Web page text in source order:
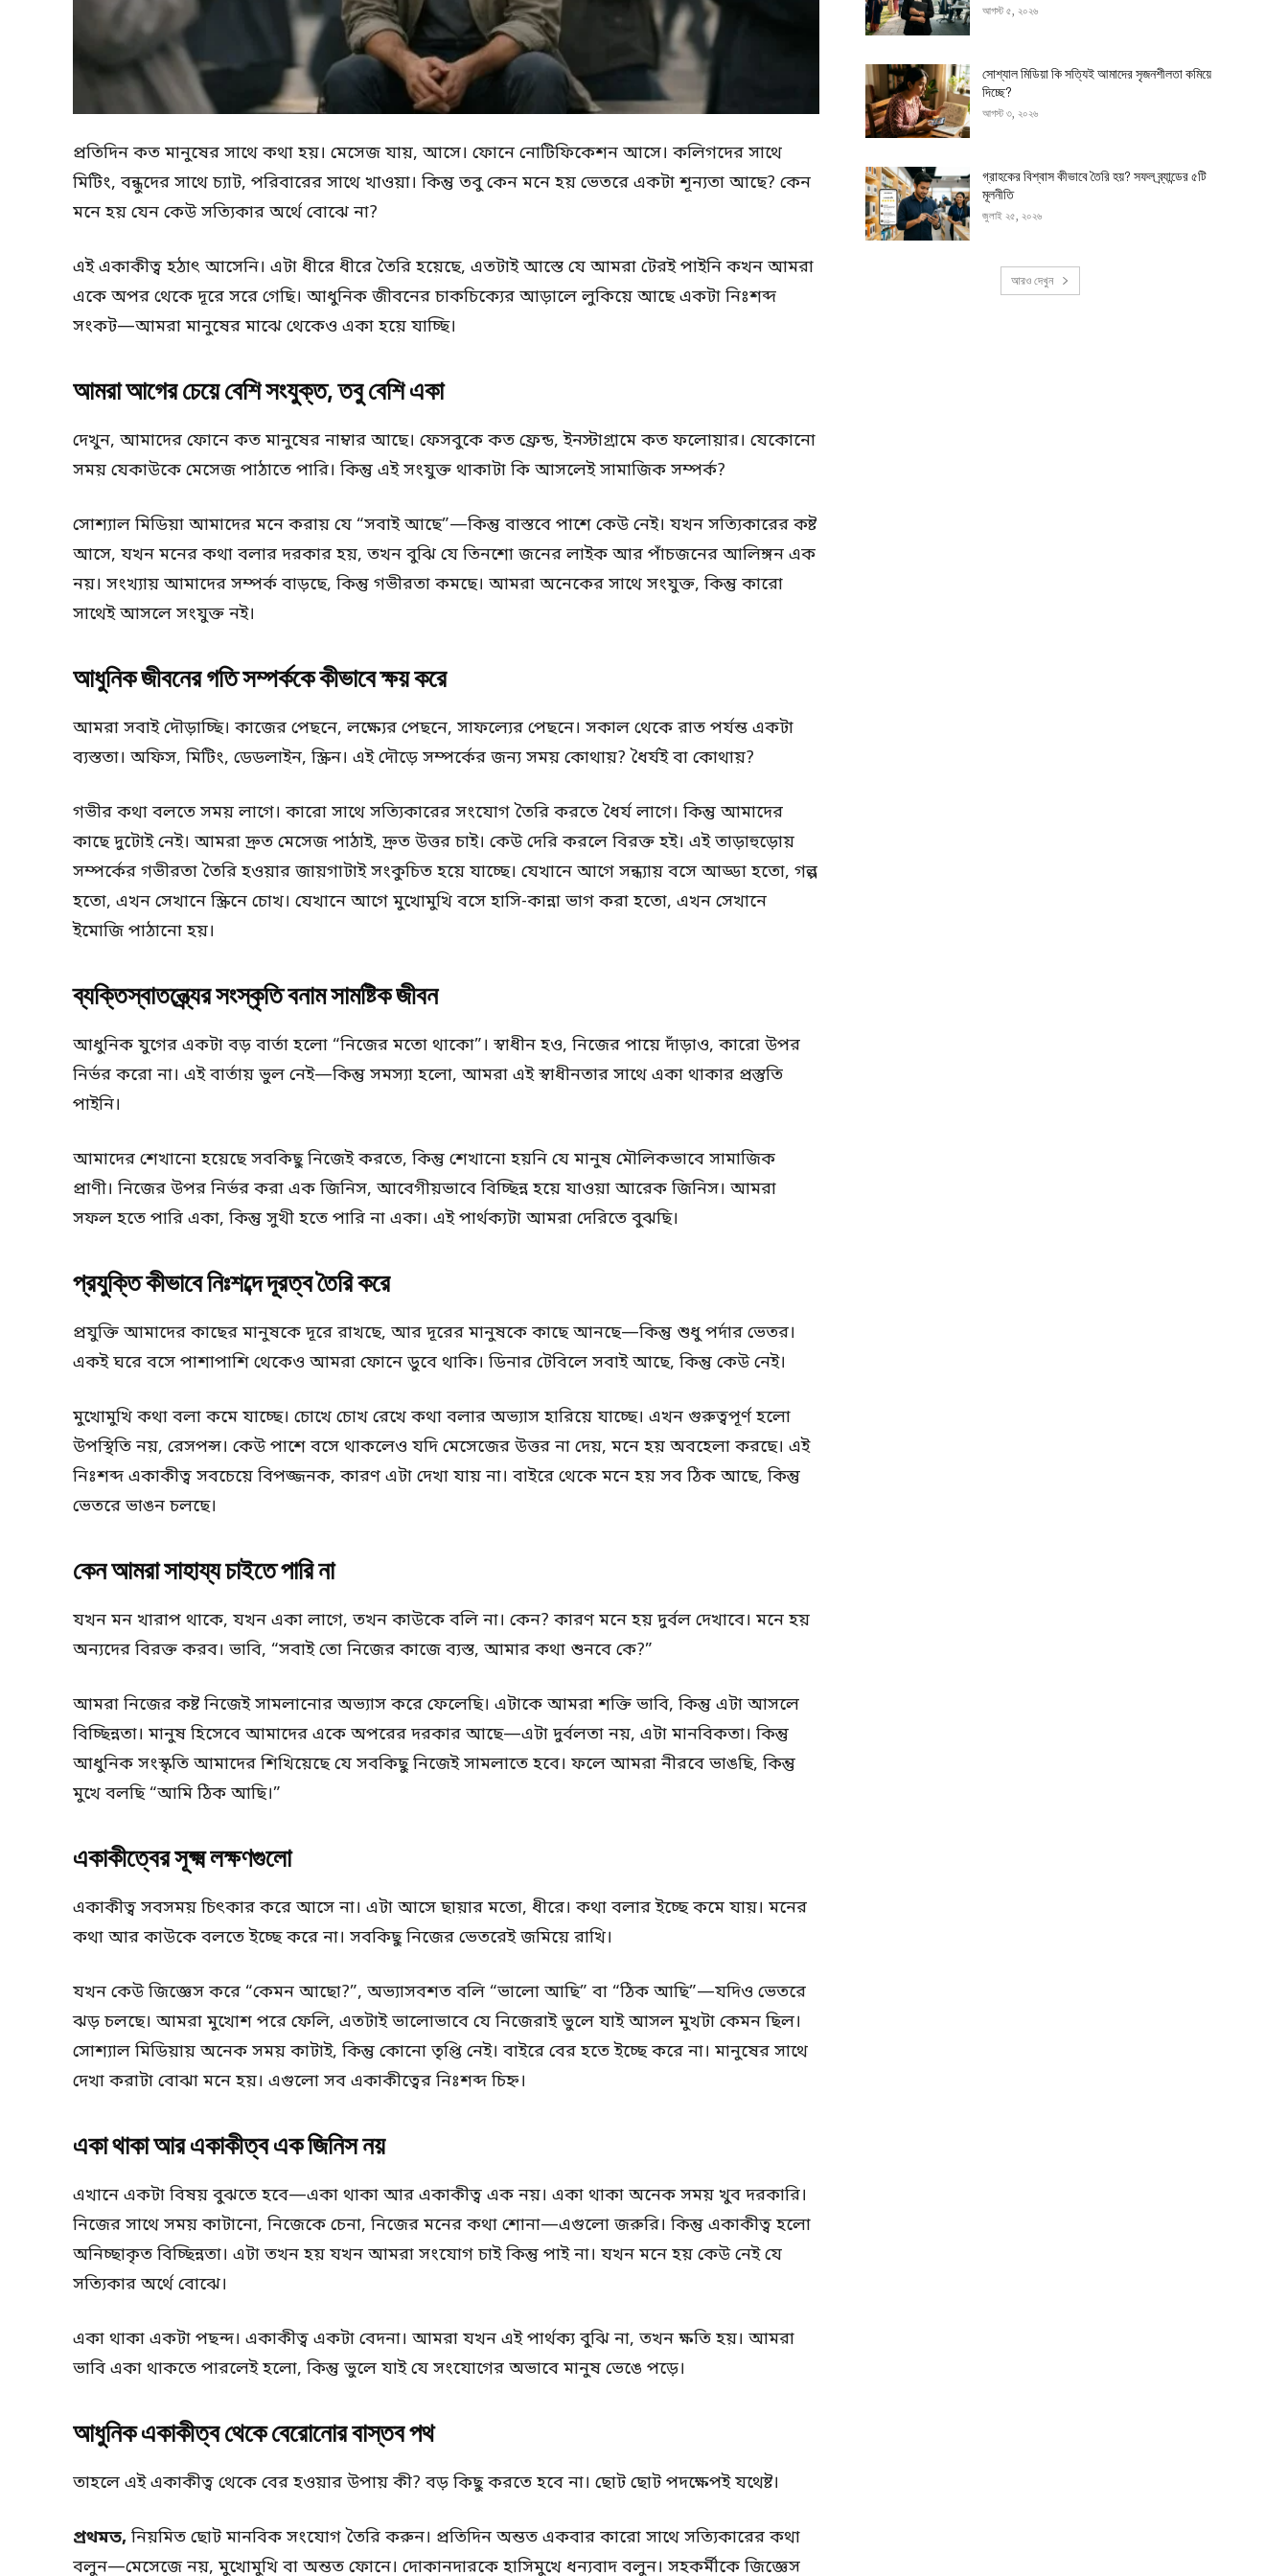
প্রতিদিন কত মানুষের সাথে কথা হয়। মেসেজ যায়, আসে। ফোনে নোটিফিকেশন আসে। কলিগদের সাথে
মিটিং, বন্ধুদের সাথে চ্যাট, পরিবারের সাথে খাওয়া। কিন্তু তবু কেন মনে হয় ভেতরে একটা শূন্যতা আছে? কেন
মনে হয় যেন কেউ সত্যিকার অর্থে বোঝে না?
এই একাকীত্ব হঠাৎ আসেনি। এটা ধীরে ধীরে তৈরি হয়েছে, এতটাই আস্তে যে আমরা টেরই পাইনি কখন আমরা
একে অপর থেকে দূরে সরে গেছি। আধুনিক জীবনের চাকচিক্যের আড়ালে লুকিয়ে আছে একটা নিঃশব্দ
সংকট—আমরা মানুষের মাঝে থেকেও একা হয়ে যাচ্ছি।
আমরা আগের চেয়ে বেশি সংযুক্ত, তবু বেশি একা
দেখুন, আমাদের ফোনে কত মানুষের নাম্বার আছে। ফেসবুকে কত ফ্রেন্ড, ইনস্টাগ্রামে কত ফলোয়ার। যেকোনো
সময় যেকাউকে মেসেজ পাঠাতে পারি। কিন্তু এই সংযুক্ত থাকাটা কি আসলেই সামাজিক সম্পর্ক?
সোশ্যাল মিডিয়া আমাদের মনে করায় যে “সবাই আছে”—কিন্তু বাস্তবে পাশে কেউ নেই। যখন সত্যিকারের কষ্ট
আসে, যখন মনের কথা বলার দরকার হয়, তখন বুঝি যে তিনশো জনের লাইক আর পাঁচজনের আলিঙ্গন এক
নয়। সংখ্যায় আমাদের সম্পর্ক বাড়ছে, কিন্তু গভীরতা কমছে। আমরা অনেকের সাথে সংযুক্ত, কিন্তু কারো
সাথেই আসলে সংযুক্ত নই।
আধুনিক জীবনের গতি সম্পর্ককে কীভাবে ক্ষয় করে
আমরা সবাই দৌড়াচ্ছি। কাজের পেছনে, লক্ষ্যের পেছনে, সাফল্যের পেছনে। সকাল থেকে রাত পর্যন্ত একটা
ব্যস্ততা। অফিস, মিটিং, ডেডলাইন, স্ক্রিন। এই দৌড়ে সম্পর্কের জন্য সময় কোথায়? ধৈর্যই বা কোথায়?
গভীর কথা বলতে সময় লাগে। কারো সাথে সত্যিকারের সংযোগ তৈরি করতে ধৈর্য লাগে। কিন্তু আমাদের
কাছে দুটোই নেই। আমরা দ্রুত মেসেজ পাঠাই, দ্রুত উত্তর চাই। কেউ দেরি করলে বিরক্ত হই। এই তাড়াহুড়োয়
সম্পর্কের গভীরতা তৈরি হওয়ার জায়গাটাই সংকুচিত হয়ে যাচ্ছে। যেখানে আগে সন্ধ্যায় বসে আড্ডা হতো, গল্প
হতো, এখন সেখানে স্ক্রিনে চোখ। যেখানে আগে মুখোমুখি বসে হাসি-কান্না ভাগ করা হতো, এখন সেখানে
ইমোজি পাঠানো হয়।
ব্যক্তিস্বাতন্ত্র্যের সংস্কৃতি বনাম সামষ্টিক জীবন
আধুনিক যুগের একটা বড় বার্তা হলো “নিজের মতো থাকো”। স্বাধীন হও, নিজের পায়ে দাঁড়াও, কারো উপর
নির্ভর করো না। এই বার্তায় ভুল নেই—কিন্তু সমস্যা হলো, আমরা এই স্বাধীনতার সাথে একা থাকার প্রস্তুতি
পাইনি।
আমাদের শেখানো হয়েছে সবকিছু নিজেই করতে, কিন্তু শেখানো হয়নি যে মানুষ মৌলিকভাবে সামাজিক
প্রাণী। নিজের উপর নির্ভর করা এক জিনিস, আবেগীয়ভাবে বিচ্ছিন্ন হয়ে যাওয়া আরেক জিনিস। আমরা
সফল হতে পারি একা, কিন্তু সুখী হতে পারি না একা। এই পার্থক্যটা আমরা দেরিতে বুঝছি।
প্রযুক্তি কীভাবে নিঃশব্দে দূরত্ব তৈরি করে
প্রযুক্তি আমাদের কাছের মানুষকে দূরে রাখছে, আর দূরের মানুষকে কাছে আনছে—কিন্তু শুধু পর্দার ভেতর।
একই ঘরে বসে পাশাপাশি থেকেও আমরা ফোনে ডুবে থাকি। ডিনার টেবিলে সবাই আছে, কিন্তু কেউ নেই।
মুখোমুখি কথা বলা কমে যাচ্ছে। চোখে চোখ রেখে কথা বলার অভ্যাস হারিয়ে যাচ্ছে। এখন গুরুত্বপূর্ণ হলো
উপস্থিতি নয়, রেসপন্স। কেউ পাশে বসে থাকলেও যদি মেসেজের উত্তর না দেয়, মনে হয় অবহেলা করছে। এই
নিঃশব্দ একাকীত্ব সবচেয়ে বিপজ্জনক, কারণ এটা দেখা যায় না। বাইরে থেকে মনে হয় সব ঠিক আছে, কিন্তু
ভেতরে ভাঙন চলছে।
কেন আমরা সাহায্য চাইতে পারি না
যখন মন খারাপ থাকে, যখন একা লাগে, তখন কাউকে বলি না। কেন? কারণ মনে হয় দুর্বল দেখাবে। মনে হয়
অন্যদের বিরক্ত করব। ভাবি, “সবাই তো নিজের কাজে ব্যস্ত, আমার কথা শুনবে কে?”
আমরা নিজের কষ্ট নিজেই সামলানোর অভ্যাস করে ফেলেছি। এটাকে আমরা শক্তি ভাবি, কিন্তু এটা আসলে
বিচ্ছিন্নতা। মানুষ হিসেবে আমাদের একে অপরের দরকার আছে—এটা দুর্বলতা নয়, এটা মানবিকতা। কিন্তু
আধুনিক সংস্কৃতি আমাদের শিখিয়েছে যে সবকিছু নিজেই সামলাতে হবে। ফলে আমরা নীরবে ভাঙছি, কিন্তু
মুখে বলছি “আমি ঠিক আছি।”
একাকীত্বের সূক্ষ্ম লক্ষণগুলো
একাকীত্ব সবসময় চিৎকার করে আসে না। এটা আসে ছায়ার মতো, ধীরে। কথা বলার ইচ্ছে কমে যায়। মনের
কথা আর কাউকে বলতে ইচ্ছে করে না। সবকিছু নিজের ভেতরেই জমিয়ে রাখি।
যখন কেউ জিজ্ঞেস করে “কেমন আছো?”, অভ্যাসবশত বলি “ভালো আছি” বা “ঠিক আছি”—যদিও ভেতরে
ঝড় চলছে। আমরা মুখোশ পরে ফেলি, এতটাই ভালোভাবে যে নিজেরাই ভুলে যাই আসল মুখটা কেমন ছিল।
সোশ্যাল মিডিয়ায় অনেক সময় কাটাই, কিন্তু কোনো তৃপ্তি নেই। বাইরে বের হতে ইচ্ছে করে না। মানুষের সাথে
দেখা করাটা বোঝা মনে হয়। এগুলো সব একাকীত্বের নিঃশব্দ চিহ্ন।
একা থাকা আর একাকীত্ব এক জিনিস নয়
এখানে একটা বিষয় বুঝতে হবে—একা থাকা আর একাকীত্ব এক নয়। একা থাকা অনেক সময় খুব দরকারি।
নিজের সাথে সময় কাটানো, নিজেকে চেনা, নিজের মনের কথা শোনা—এগুলো জরুরি। কিন্তু একাকীত্ব হলো
অনিচ্ছাকৃত বিচ্ছিন্নতা। এটা তখন হয় যখন আমরা সংযোগ চাই কিন্তু পাই না। যখন মনে হয় কেউ নেই যে
সত্যিকার অর্থে বোঝে।
একা থাকা একটা পছন্দ। একাকীত্ব একটা বেদনা। আমরা যখন এই পার্থক্য বুঝি না, তখন ক্ষতি হয়। আমরা
ভাবি একা থাকতে পারলেই হলো, কিন্তু ভুলে যাই যে সংযোগের অভাবে মানুষ ভেঙে পড়ে।
আধুনিক একাকীত্ব থেকে বেরোনোর বাস্তব পথ
তাহলে এই একাকীত্ব থেকে বের হওয়ার উপায় কী? বড় কিছু করতে হবে না। ছোট ছোট পদক্ষেপই যথেষ্ট।
প্রথমত, নিয়মিত ছোট মানবিক সংযোগ তৈরি করুন। প্রতিদিন অন্তত একবার কারো সাথে সত্যিকারের কথা
বলুন—মেসেজে নয়, মুখোমুখি বা অন্তত ফোনে। দোকানদারকে হাসিমুখে ধন্যবাদ বলুন। সহকর্মীকে জিজ্ঞেস
আগস্ট ৫, ২০২৬
সোশ্যাল মিডিয়া কি সত্যিই আমাদের সৃজনশীলতা কমিয়ে
দিচ্ছে?
আগস্ট ৩, ২০২৬
গ্রাহকের বিশ্বাস কীভাবে তৈরি হয়? সফল ব্র্যান্ডের ৫টি
মূলনীতি
জুলাই ২৫, ২০২৬
আরও দেখুন